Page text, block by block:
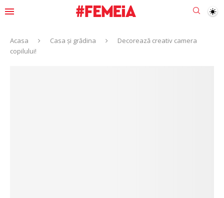
Acasa Casa și grădina
Decorează creativ camera
copilului!